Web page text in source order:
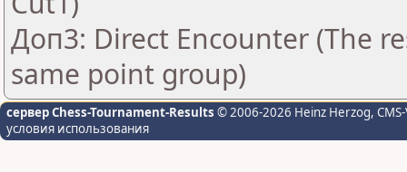
Доп3: Direct Encounter (The
same point group)
сервер Chess-Tournament-Results © 2006-2026 Heinz Herzog,
условия использования